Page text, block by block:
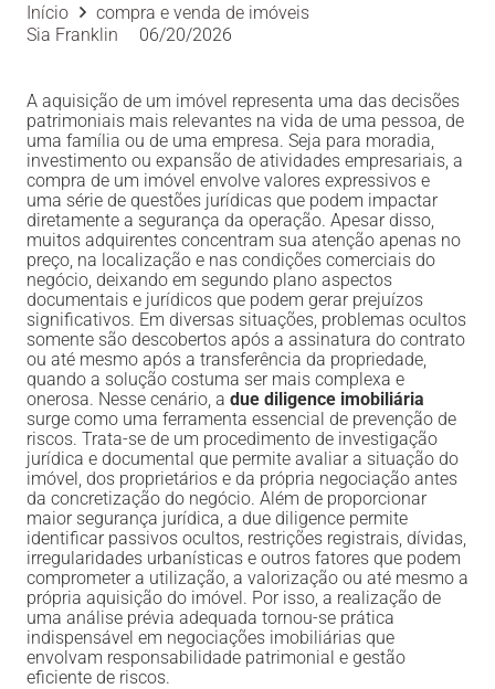
Início
compra e venda de imóveis
Sia Franklin
06/20/2026
A aquisição de um imóvel representa uma das decisões
patrimoniais mais relevantes na vida de uma pessoa, de
uma família ou de uma empresa. Seja para moradia,
investimento ou expansão de atividades empresariais, a
compra de um imóvel envolve valores expressivos e
uma série de questões jurídicas que podem impactar
diretamente a segurança da operação. Apesar disso,
muitos adquirentes concentram sua atenção apenas no
preço, na localização e nas condições comerciais do
negócio, deixando em segundo plano aspectos
documentais e jurídicos que podem gerar prejuízos
significativos. Em diversas situações, problemas ocultos
somente são descobertos após a assinatura do contrato
ou até mesmo após a transferência da propriedade,
quando a solução costuma ser mais complexa e
onerosa. Nesse cenário, a due diligence imobiliária
surge como uma ferramenta essencial de prevenção de
riscos. Trata-se de um procedimento de investigação
jurídica e documental que permite avaliar a situação do
imóvel, dos proprietários e da própria negociação antes
da concretização do negócio. Além de proporcionar
maior segurança jurídica, a due diligence permite
identificar passivos ocultos, restrições registrais, dívidas,
irregularidades urbanísticas e outros fatores que podem
comprometer a utilização, a valorização ou até mesmo a
própria aquisição do imóvel. Por isso, a realização de
uma análise prévia adequada tornou-se prática
indispensável em negociações imobiliárias que
envolvam responsabilidade patrimonial e gestão
eficiente de riscos.